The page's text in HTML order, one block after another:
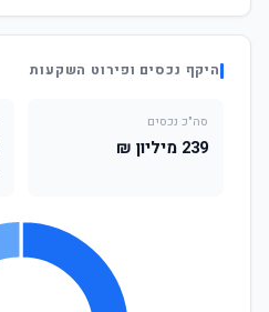
היקף נכסים ופירוט השקעות
סה"כ נכסים
239 מיליון ₪